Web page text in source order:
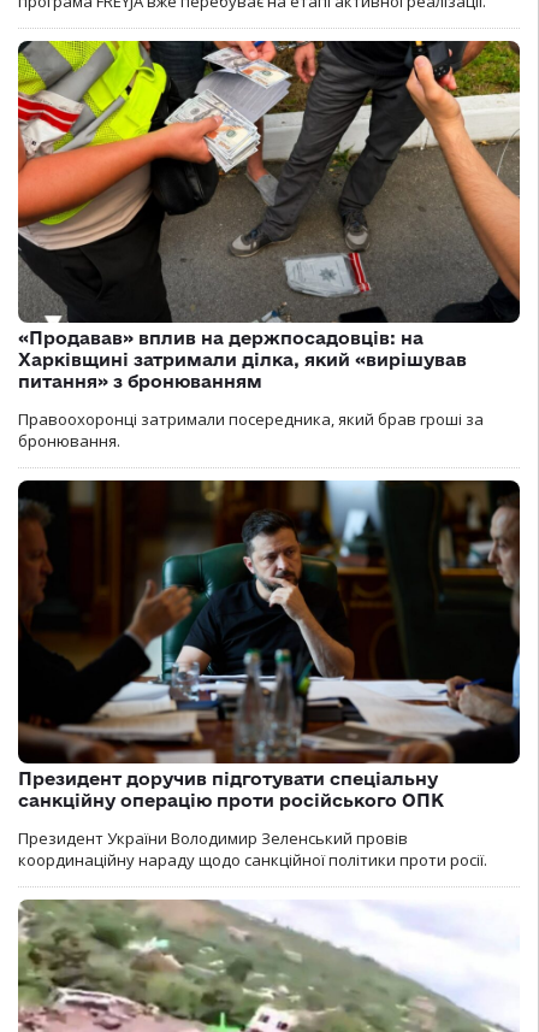
«Продавав» вплив на держпосадовців: на
Харківщині затримали ділка, який «вирішував
питання» з бронюванням
Правоохоронці затримали посередника, який брав гроші за
бронювання.
Президент доручив підготувати спеціальну
санкційну операцію проти російського ОПК
Президент України Володимир Зеленський провів
координаційну нараду щодо санкційної політики проти росії.